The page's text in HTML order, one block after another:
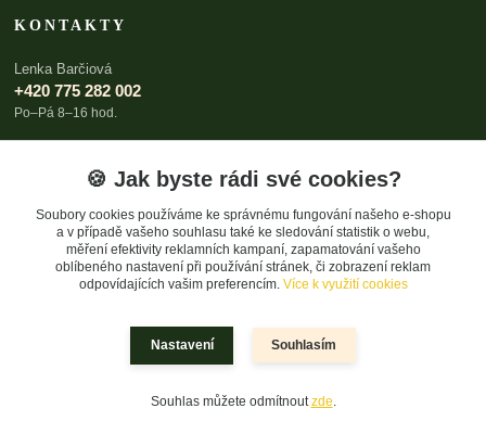
KONTAKTY
Lenka Barčiová
+420 775 282 002
Po–Pá 8–16 hod.
Vytvořeno na Eshop-rychle.cz
🍪 Jak byste rádi své cookies?
Soubory cookies používáme ke správnému fungování našeho e-shopu
a v případě vašeho souhlasu také ke sledování statistik o webu,
měření efektivity reklamních kampaní, zapamatování vašeho
oblíbeného nastavení při používání stránek, či zobrazení reklam
odpovídajících vašim preferencím. Více k využití cookies
Nastavení Souhlasím
Souhlas můžete odmítnout zde